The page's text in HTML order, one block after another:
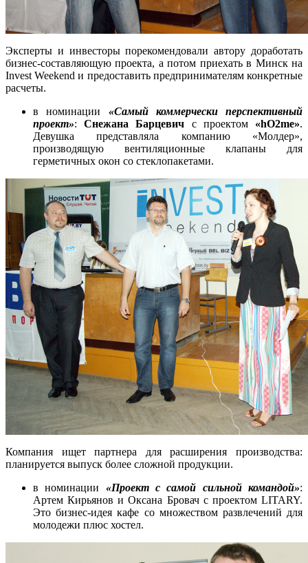
Эксперты и инвесторы порекомендовали автору доработать
бизнес-составляющую проекта, а потом приехать в Минск на
Invest Weekend и предоставить предпринимателям конкретные
расчеты.
в номинации «Самый коммерчески перспективный
проект»:Снежана Барцевич с проектом «hO2me».
Девушка представляла компанию «Молдер»,
производящую вентиляционные клапаны для
герметичных окон со стеклопакетами.
Компания ищет партнера для расширения производства:
планируется выпуск более сложной продукции.
в номинации «Проект с самой сильной командой»:
Артем Кирьянов и Оксана Бровач с проектом LITARY.
Это бизнес-идея кафе со множеством развлечений для
молодежи плюс хостел.